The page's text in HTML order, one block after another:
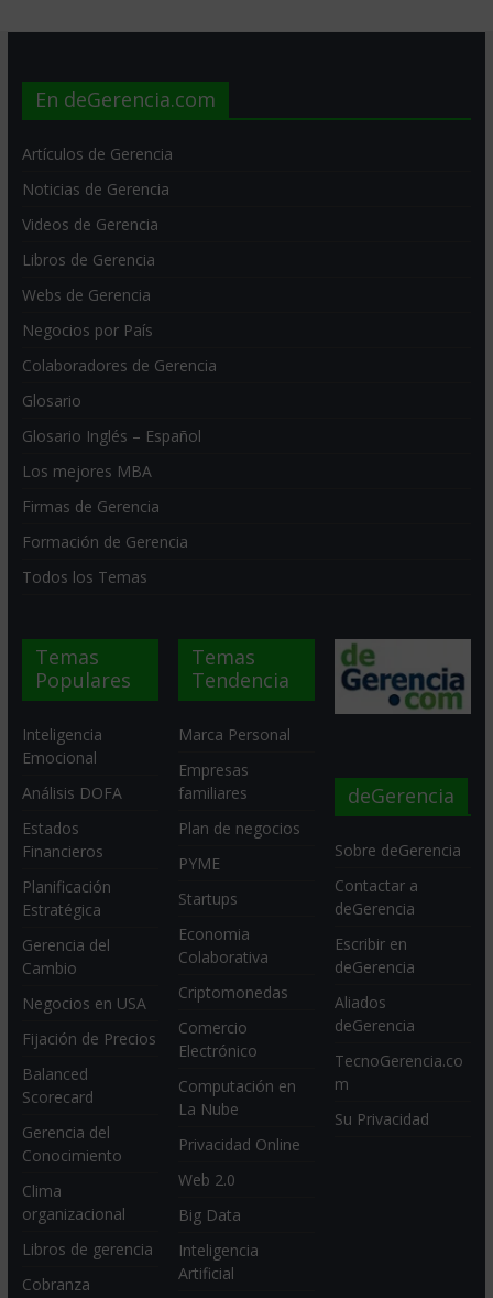
En deGerencia.com
Artículos de Gerencia
Noticias de Gerencia
Videos de Gerencia
Libros de Gerencia
Webs de Gerencia
Negocios por País
Colaboradores de Gerencia
Glosario
Glosario Inglés – Español
Los mejores MBA
Firmas de Gerencia
Formación de Gerencia
Todos los Temas
Temas
Populares
Inteligencia
Emocional
Análisis DOFA
Estados
Financieros
Planificación
Estratégica
Gerencia del
Cambio
Negocios en USA
Fijación de Precios
Balanced
Scorecard
Gerencia del
Conocimiento
Clima
organizacional
Libros de gerencia
Cobranza
Temas
Tendencia
Marca Personal
Empresas
familiares
Plan de negocios
PYME
Startups
Economia
Colaborativa
Criptomonedas
Comercio
Electrónico
Computación en
La Nube
Privacidad Online
Web 2.0
Big Data
Inteligencia
Artificial
deGerencia
Sobre deGerencia
Contactar a
deGerencia
Escribir en
deGerencia
Aliados
deGerencia
TecnoGerencia.co
m
Su Privacidad